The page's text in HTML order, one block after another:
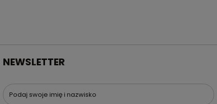
NEWSLETTER
Podaj swoje imię i nazwisko